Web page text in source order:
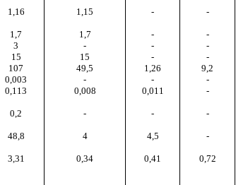
1,16 1,15 - -
1,7 1,7 - -
3 - - -
15 15 - -
107 49,5 1,26 9,2
0,003 - - -
0,113 0,008 0,011 -
0,2 - - -
48,8 4 4,5 -
3,31 0,34 0,41 0,72